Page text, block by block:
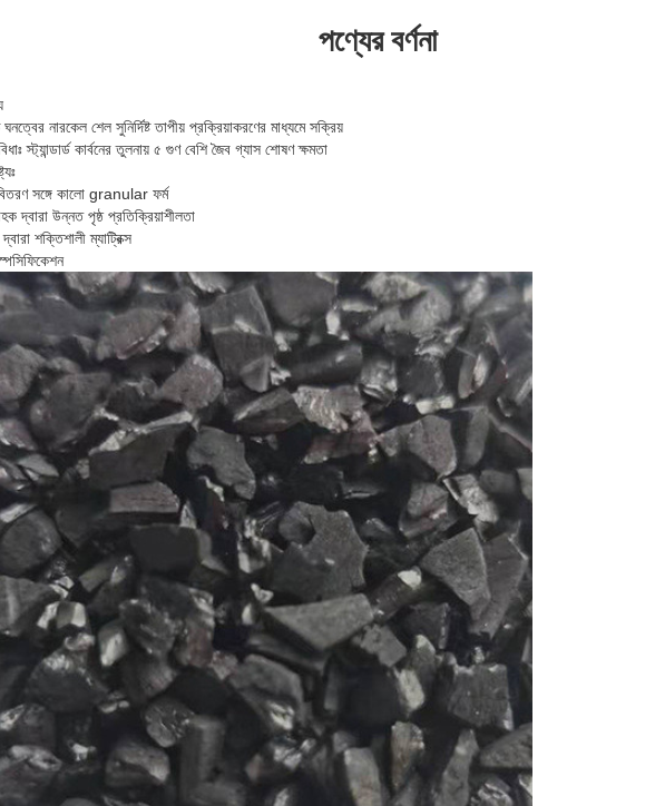
পণ্যের বর্ণনা
নারকেল শেল সুনির্দিষ্ট তাপীয় প্রক্রিয়াকরণের মাধ্যমে সক্রিয়
স্ট্যান্ডার্ড কার্বনের তুলনায় ৫ গুণ বেশি জৈব গ্যাস শোষণ ক্ষমতা
সঙ্গে কালো granular ফর্ম
দ্বারা উন্নত পৃষ্ঠ প্রতিক্রিয়াশীলতা
শক্তিশালী ম্যাট্রিক্স